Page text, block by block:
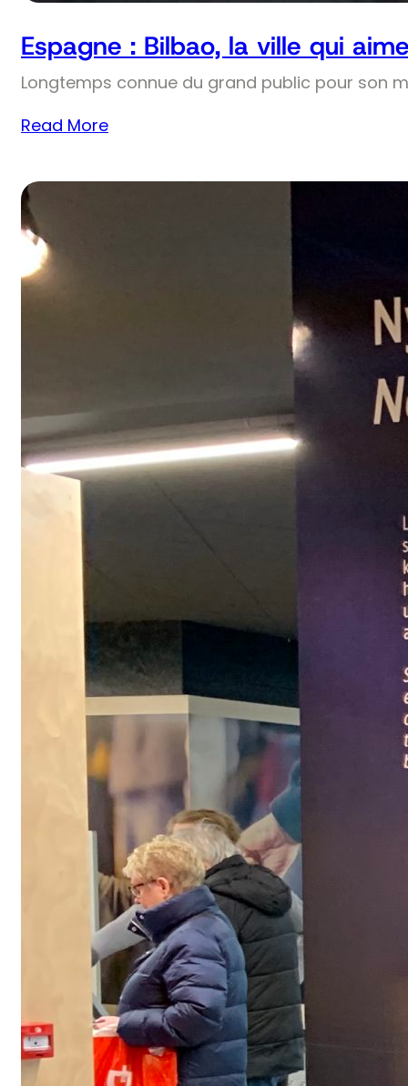
Espagne : Bilbao, la ville qui
Longtemps connue du grand public pour son
Read More